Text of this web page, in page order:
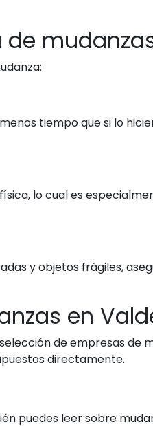
tiempo que si lo
lo cual es
y objetos frágiles,
en
de empresas de
directamente.
puedes leer sobre